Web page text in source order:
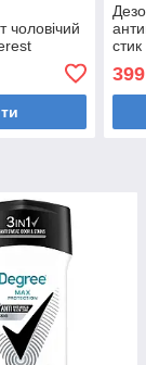
чоловічий
H - 2 шт
399